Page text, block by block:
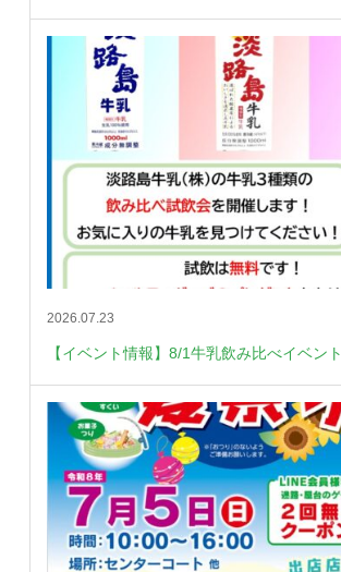
2026.07.23
【イベント情報】8/1牛乳飲み比べイベント